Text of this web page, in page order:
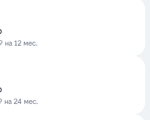
на 12 мес.
на 24 мес.